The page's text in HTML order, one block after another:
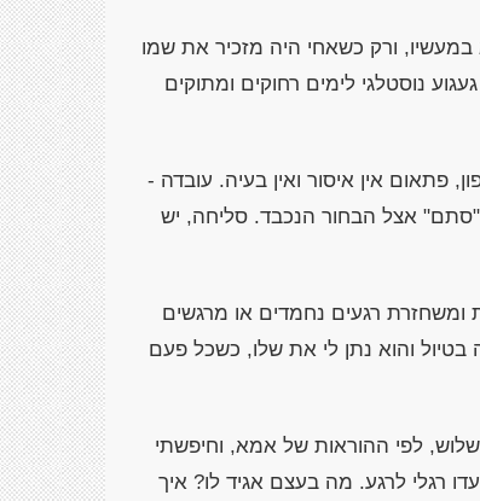
ורק כשאחי היה מזכיר את שמו
נוסטלגי לימים רחוקים ומתוקים
פתאום אין איסור ואין בעיה. עובדה -
"סתם" אצל הבחור הנכבד. סליחה, יש
רגעים נחמדים או מרגשים
והוא נתן לי את שלו, כשכל פעם
שלוש, לפי ההוראות של אמא, וחיפשתי
לרגע. מה בעצם אגיד לו? איך